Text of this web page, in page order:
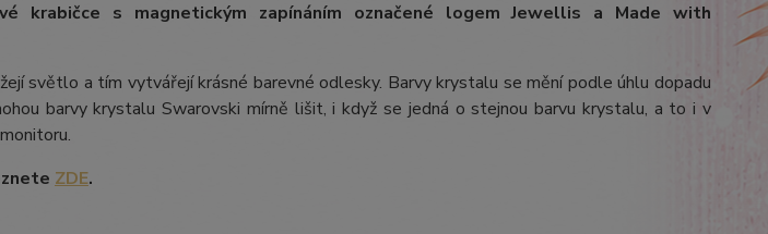
krabičce s magnetickým zapínáním označené logem Jewellis a Made with
světlo a tím vytvářejí krásné barevné odlesky. Barvy krystalu se mění podle úhlu dopadu
barvy krystalu Swarovski mírně lišit, i když se jedná o stejnou barvu krystalu, a to i v
ZDE.